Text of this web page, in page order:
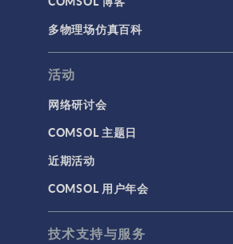
多物理场仿真百科
活动
网络研讨会
COMSOL 主题日
近期活动
COMSOL 用户年会
技术支持与服务